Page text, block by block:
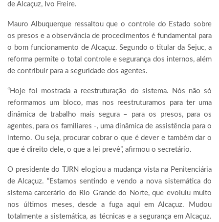
de Alcaçuz, Ivo Freire.
Mauro Albuquerque ressaltou que o controle do Estado sobre
os presos e a observância de procedimentos é fundamental para
o bom funcionamento de Alcaçuz. Segundo o titular da Sejuc, a
reforma permite o total controle e segurança dos internos, além
de contribuir para a seguridade dos agentes.
“Hoje foi mostrada a reestruturação do sistema. Nós não só
reformamos um bloco, mas nos reestruturamos para ter uma
dinâmica de trabalho mais segura – para os presos, para os
agentes, para os familiares -, uma dinâmica de assistência para o
interno. Ou seja, procurar cobrar o que é dever e também dar o
que é direito dele, o que a lei prevê”, afirmou o secretário.
O presidente do TJRN elogiou a mudança vista na Penitenciária
de Alcaçuz. “Estamos sentindo e vendo a nova sistemática do
sistema carcerário do Rio Grande do Norte, que evoluiu muito
nos últimos meses, desde a fuga aqui em Alcaçuz. Mudou
totalmente a sistemática, as técnicas e a segurança em Alcaçuz.